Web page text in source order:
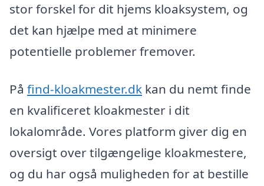
stor forskel for dit hjems kloaksystem, og
det kan hjælpe med at minimere
potentielle problemer fremover.
På find-kloakmester.dk kan du nemt finde
en kvalificeret kloakmester i dit
lokalområde. Vores platform giver dig en
oversigt over tilgængelige kloakmestere,
og du har også muligheden for at bestille